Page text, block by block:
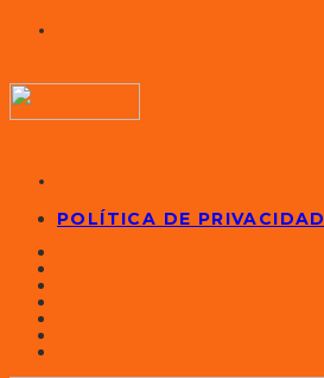
POLÍTICA DE PRIVACIDAD